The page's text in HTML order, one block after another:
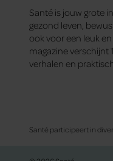
Santé is jouw grote
gezond leven,
ook voor een leuk
magazine verschijnt
verhalen en
Santé participeert in